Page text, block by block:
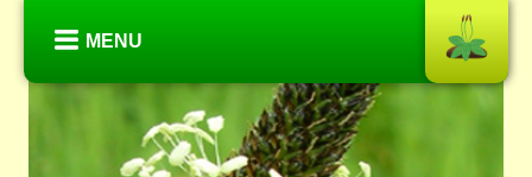
MENU